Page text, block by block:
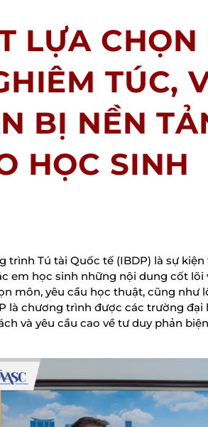
LỰA CHỌN
TÚC,
BỊ NỀN
HỌC SINH
trình Tú tài Quốc tế (IBDP) là sự
em học sinh những nội dung cốt
môn, yêu cầu học thuật, cũng như
là chương trình được các trường
và yêu cầu cao về tư duy phản